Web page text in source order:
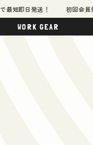
短即日発送！ 初回会員登
WORK GEAR